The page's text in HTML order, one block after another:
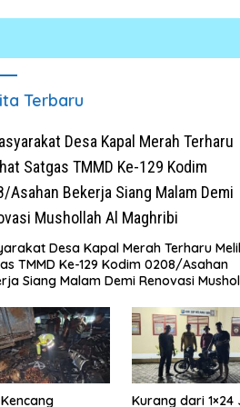
Dibongkar Satgas
Ke-129 TA 2026 Kodim
Asahan, Bapak Samsul
Layak Huni Segera
Polresta
Jaringan
Pagar
25,73
Terbaru
Desa Kapal Merah Terharu
TMMD Ke-129 Kodim 0208/Asahan
Siang Malam Demi Renovasi
Kurang dari 1×24